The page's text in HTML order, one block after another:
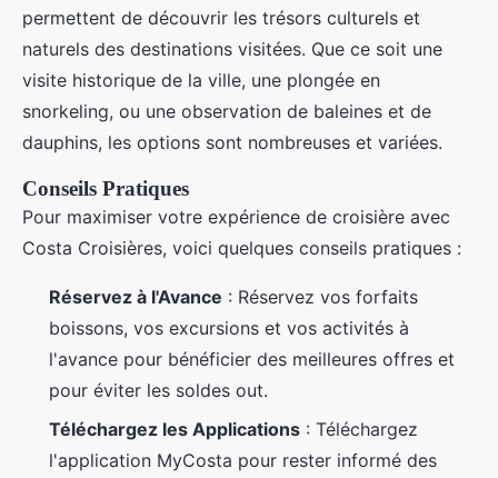
permettent de découvrir les trésors culturels et
naturels des destinations visitées. Que ce soit une
visite historique de la ville, une plongée en
snorkeling, ou une observation de baleines et de
dauphins, les options sont nombreuses et variées.
Conseils Pratiques
Pour maximiser votre expérience de croisière avec
Costa Croisières, voici quelques conseils pratiques :
Réservez à l'Avance : Réservez vos forfaits
boissons, vos excursions et vos activités à
l'avance pour bénéficier des meilleures offres et
pour éviter les soldes out.
Téléchargez les Applications : Téléchargez
l'application MyCosta pour rester informé des